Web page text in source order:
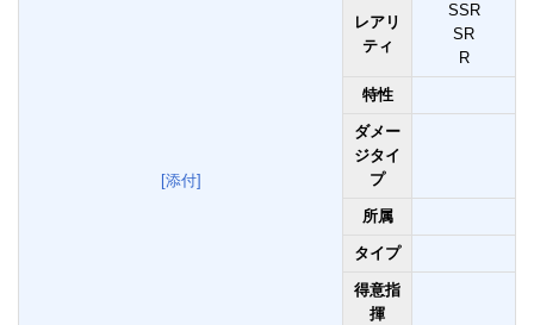
[添付]
レアリ
ティ
SSR
SR
R
特性
ダメー
ジタイ
プ
所属
タイプ
得意指
揮